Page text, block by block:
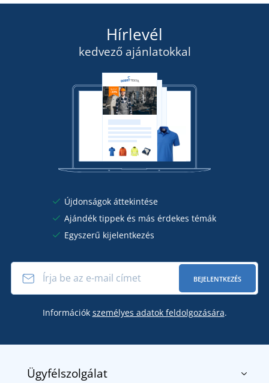
Hírlevél
kedvező ajánlatokkal
Újdonságok áttekintése
Ajándék tippek és más érdekes témák
Egyszerű kijelentkezés
BEJELENTKEZÉS
Információk személyes adatok feldolgozására.
Ügyfélszolgálat